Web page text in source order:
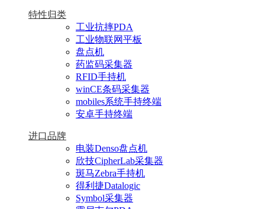
特性归类
工业抗摔PDA
工业物联网平板
盘点机
药监码采集器
RFID手持机
winCE条码采集器
mobiles系统手持终端
安卓手持终端
进口品牌
电装Denso盘点机
欣技CipherLab采集器
斑马Zebra手持机
得利捷Datalogic
Symbol采集器